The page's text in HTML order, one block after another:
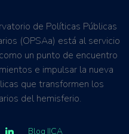
de Políticas Públicas
(OPSAa) está al servicio
un punto de encuentro
e impulsar la nueva
que transformen los
del hemisferio.
Blog IICA